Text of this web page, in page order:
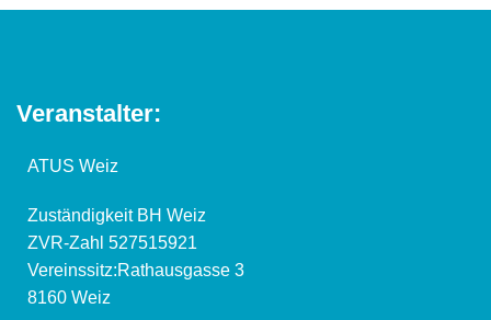
Veranstalter:
ATUS Weiz
Zuständigkeit BH Weiz
ZVR-Zahl 527515921
Vereinssitz:Rathausgasse 3
8160 Weiz